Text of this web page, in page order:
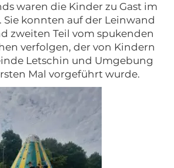
waren die Kinder zu Gast im
Sie konnten auf der Leinwand
zweiten Teil vom spukenden
verfolgen, der von Kindern
Letschin und Umgebung
Mal vorgeführt wurde.